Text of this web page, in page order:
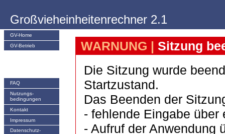
Großvieheinheitenrechner 2.1
GV-Home
GV-Betrieb
FAQ
Nutzungs­
bedingungen
Kontakt
Impressum
Datenschutz-
WARNUNG | Sitzung
Die Sitzung wurde
Startzustand.
Das Beenden der
- fehlende Eingabe über
- Aufruf der Anwendung